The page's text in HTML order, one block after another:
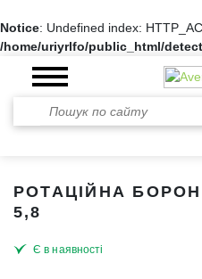
Notice: Undefined index:
/home/uriyrlfo/public_html/
РОТАЦІЙНА
5,8
Є в наявності